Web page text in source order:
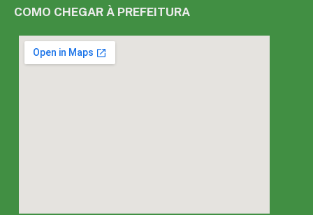
COMO CHEGAR À PREFEITURA